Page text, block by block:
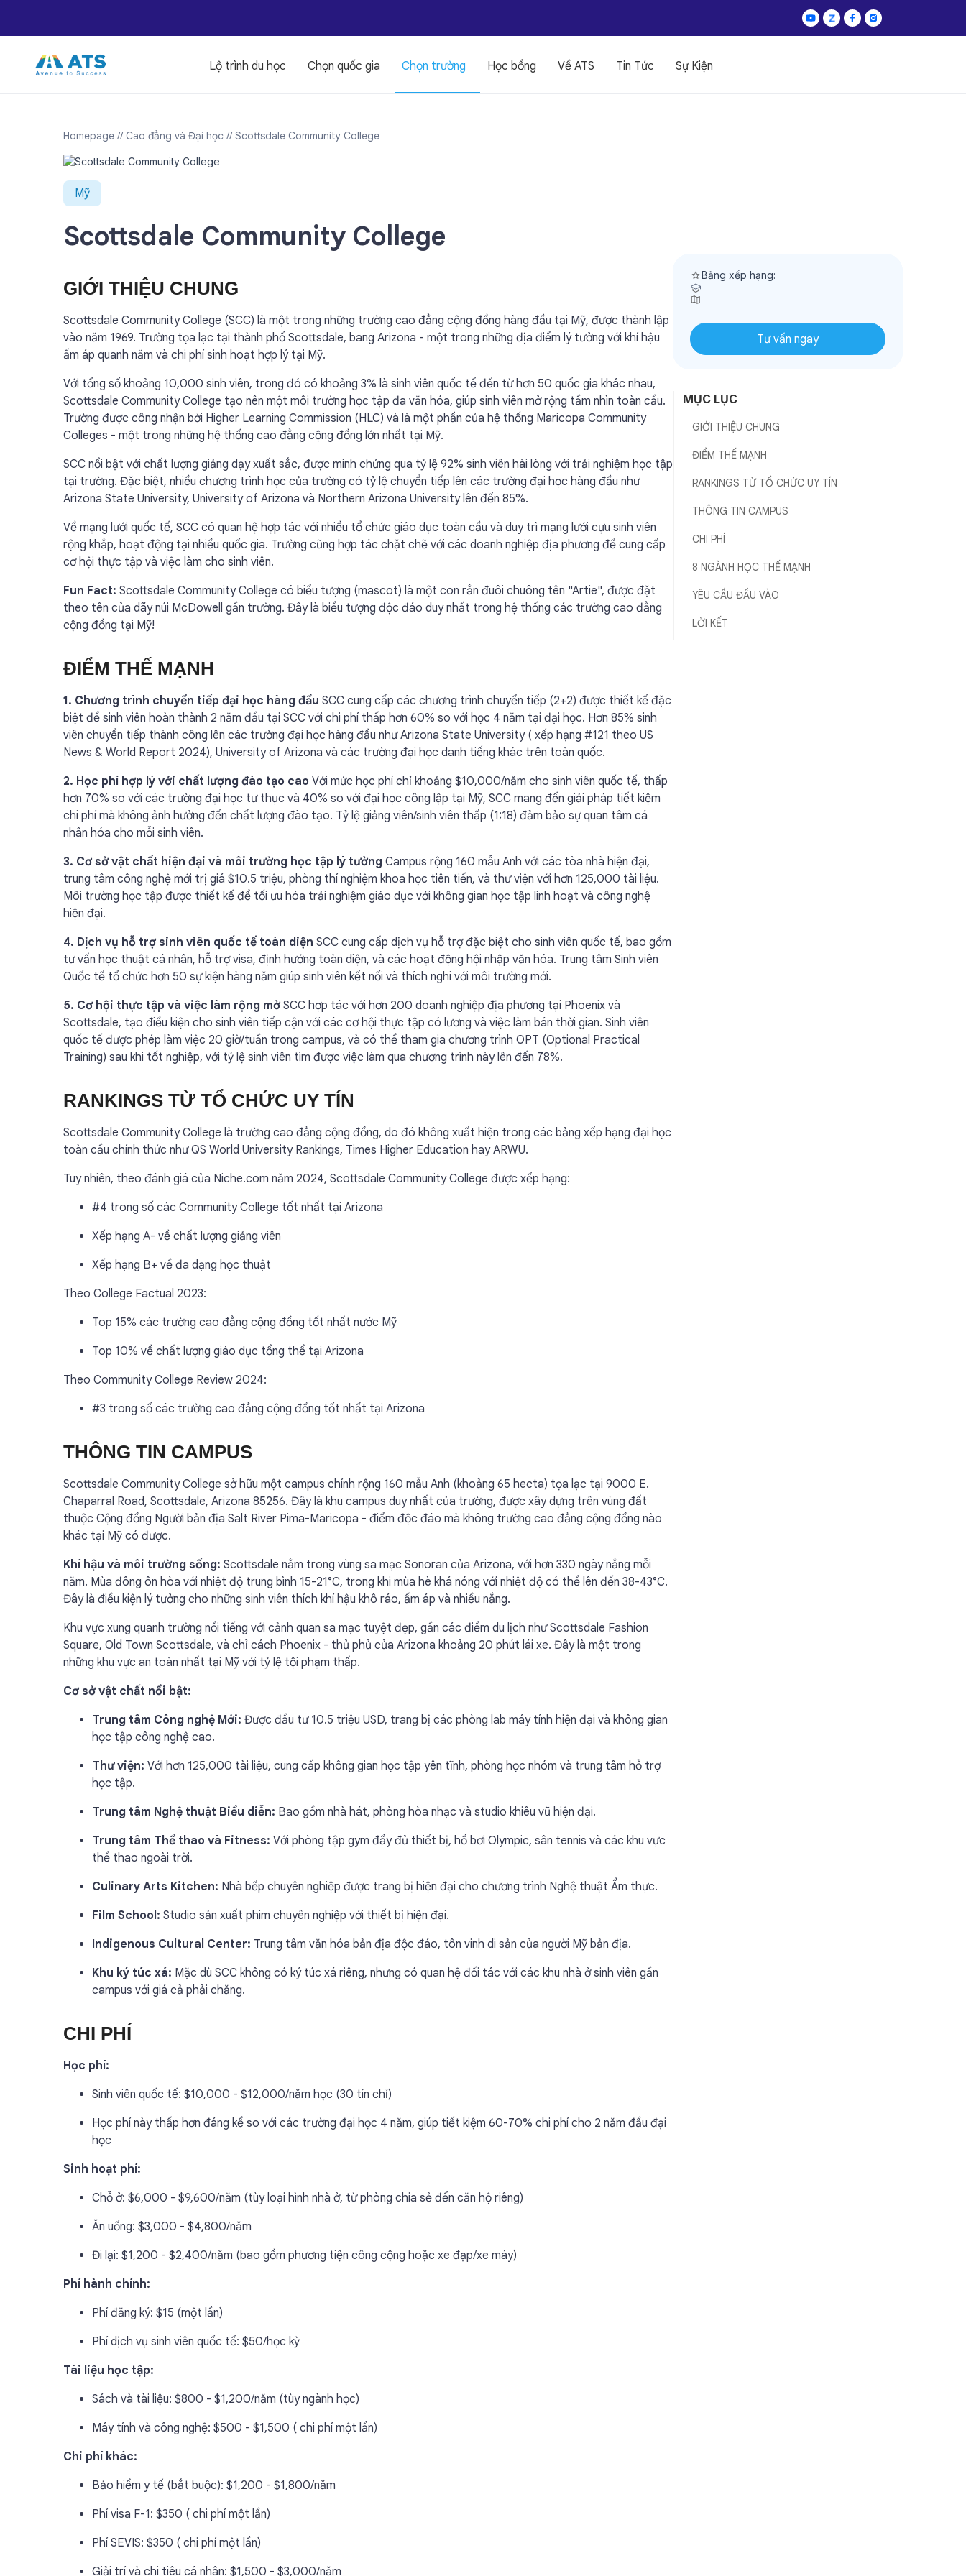
Lộ trình du học Chọn quốc gia Chọn trường Học bổng Về ATS Tin Tức Sự Kiện
Homepage // Cao đẳng và Đại học // Scottsdale Community College
Mỹ
Scottsdale Community College
GIỚI THIỆU CHUNG
Scottsdale Community College (SCC) là một trong những trường cao đẳng cộng đồng hàng đầu tại Mỹ, được thành lập
vào năm 1969. Trường tọa lạc tại thành phố Scottsdale, bang Arizona - một trong những địa điểm lý tưởng với khí hậu
ấm áp quanh năm và chi phí sinh hoạt hợp lý tại Mỹ.
Với tổng số khoảng 10,000 sinh viên, trong đó có khoảng 3% là sinh viên quốc tế đến từ hơn 50 quốc gia khác nhau,
Scottsdale Community College tạo nên một môi trường học tập đa văn hóa, giúp sinh viên mở rộng tầm nhìn toàn cầu.
Trường được công nhận bởi Higher Learning Commission (HLC) và là một phần của hệ thống Maricopa Community
Colleges - một trong những hệ thống cao đẳng cộng đồng lớn nhất tại Mỹ.
SCC nổi bật với chất lượng giảng dạy xuất sắc, được minh chứng qua tỷ lệ 92% sinh viên hài lòng với trải nghiệm học tập
tại trường. Đặc biệt, nhiều chương trình học của trường có tỷ lệ chuyển tiếp lên các trường đại học hàng đầu như
Arizona State University, University of Arizona và Northern Arizona University lên đến 85%.
Về mạng lưới quốc tế, SCC có quan hệ hợp tác với nhiều tổ chức giáo dục toàn cầu và duy trì mạng lưới cựu sinh viên
rộng khắp, hoạt động tại nhiều quốc gia. Trường cũng hợp tác chặt chẽ với các doanh nghiệp địa phương để cung cấp
cơ hội thực tập và việc làm cho sinh viên.
Fun Fact: Scottsdale Community College có biểu tượng (mascot) là một con rắn đuôi chuông tên "Artie", được đặt
theo tên của dãy núi McDowell gần trường. Đây là biểu tượng độc đáo duy nhất trong hệ thống các trường cao đẳng
cộng đồng tại Mỹ!
ĐIỂM THẾ MẠNH
1. Chương trình chuyển tiếp đại học hàng đầu SCC cung cấp các chương trình chuyển tiếp (2+2) được thiết kế đặc
biệt để sinh viên hoàn thành 2 năm đầu tại SCC với chi phí thấp hơn 60% so với học 4 năm tại đại học. Hơn 85% sinh
viên chuyển tiếp thành công lên các trường đại học hàng đầu như Arizona State University ( xếp hạng #121 theo US
News & World Report 2024), University of Arizona và các trường đại học danh tiếng khác trên toàn quốc.
2. Học phí hợp lý với chất lượng đào tạo cao Với mức học phí chỉ khoảng $10,000/năm cho sinh viên quốc tế, thấp
hơn 70% so với các trường đại học tư thục và 40% so với đại học công lập tại Mỹ, SCC mang đến giải pháp tiết kiệm
chi phí mà không ảnh hưởng đến chất lượng đào tạo. Tỷ lệ giảng viên/sinh viên thấp (1:18) đảm bảo sự quan tâm cá
nhân hóa cho mỗi sinh viên.
3. Cơ sở vật chất hiện đại và môi trường học tập lý tưởng Campus rộng 160 mẫu Anh với các tòa nhà hiện đại,
trung tâm công nghệ mới trị giá $10.5 triệu, phòng thí nghiệm khoa học tiên tiến, và thư viện với hơn 125,000 tài liệu.
Môi trường học tập được thiết kế để tối ưu hóa trải nghiệm giáo dục với không gian học tập linh hoạt và công nghệ
hiện đại.
4. Dịch vụ hỗ trợ sinh viên quốc tế toàn diện SCC cung cấp dịch vụ hỗ trợ đặc biệt cho sinh viên quốc tế, bao gồm
tư vấn học thuật cá nhân, hỗ trợ visa, định hướng toàn diện, và các hoạt động hội nhập văn hóa. Trung tâm Sinh viên
Quốc tế tổ chức hơn 50 sự kiện hàng năm giúp sinh viên kết nối và thích nghi với môi trường mới.
5. Cơ hội thực tập và việc làm rộng mở SCC hợp tác với hơn 200 doanh nghiệp địa phương tại Phoenix và
Scottsdale, tạo điều kiện cho sinh viên tiếp cận với các cơ hội thực tập có lương và việc làm bán thời gian. Sinh viên
quốc tế được phép làm việc 20 giờ/tuần trong campus, và có thể tham gia chương trình OPT (Optional Practical
Training) sau khi tốt nghiệp, với tỷ lệ sinh viên tìm được việc làm qua chương trình này lên đến 78%.
RANKINGS TỪ TỔ CHỨC UY TÍN
Scottsdale Community College là trường cao đẳng cộng đồng, do đó không xuất hiện trong các bảng xếp hạng đại học
toàn cầu chính thức như QS World University Rankings, Times Higher Education hay ARWU.
Tuy nhiên, theo đánh giá của Niche.com năm 2024, Scottsdale Community College được xếp hạng:
#4 trong số các Community College tốt nhất tại Arizona
Xếp hạng A- về chất lượng giảng viên
Xếp hạng B+ về đa dạng học thuật
Theo College Factual 2023:
Top 15% các trường cao đẳng cộng đồng tốt nhất nước Mỹ
Top 10% về chất lượng giáo dục tổng thể tại Arizona
Theo Community College Review 2024:
#3 trong số các trường cao đẳng cộng đồng tốt nhất tại Arizona
THÔNG TIN CAMPUS
Scottsdale Community College sở hữu một campus chính rộng 160 mẫu Anh (khoảng 65 hecta) tọa lạc tại 9000 E.
Chaparral Road, Scottsdale, Arizona 85256. Đây là khu campus duy nhất của trường, được xây dựng trên vùng đất
thuộc Cộng đồng Người bản địa Salt River Pima-Maricopa - điểm độc đáo mà không trường cao đẳng cộng đồng nào
khác tại Mỹ có được.
Khí hậu và môi trường sống: Scottsdale nằm trong vùng sa mạc Sonoran của Arizona, với hơn 330 ngày nắng mỗi
năm. Mùa đông ôn hòa với nhiệt độ trung bình 15-21°C, trong khi mùa hè khá nóng với nhiệt độ có thể lên đến 38-43°C.
Đây là điều kiện lý tưởng cho những sinh viên thích khí hậu khô ráo, ấm áp và nhiều nắng.
Khu vực xung quanh trường nổi tiếng với cảnh quan sa mạc tuyệt đẹp, gần các điểm du lịch như Scottsdale Fashion
Square, Old Town Scottsdale, và chỉ cách Phoenix - thủ phủ của Arizona khoảng 20 phút lái xe. Đây là một trong
những khu vực an toàn nhất tại Mỹ với tỷ lệ tội phạm thấp.
Cơ sở vật chất nổi bật:
Trung tâm Công nghệ Mới: Được đầu tư 10.5 triệu USD, trang bị các phòng lab máy tính hiện đại và không gian
học tập công nghệ cao.
Thư viện: Với hơn 125,000 tài liệu, cung cấp không gian học tập yên tĩnh, phòng học nhóm và trung tâm hỗ trợ
học tập.
Trung tâm Nghệ thuật Biểu diễn: Bao gồm nhà hát, phòng hòa nhạc và studio khiêu vũ hiện đại.
Trung tâm Thể thao và Fitness: Với phòng tập gym đầy đủ thiết bị, hồ bơi Olympic, sân tennis và các khu vực
thể thao ngoài trời.
Culinary Arts Kitchen: Nhà bếp chuyên nghiệp được trang bị hiện đại cho chương trình Nghệ thuật Ẩm thực.
Film School: Studio sản xuất phim chuyên nghiệp với thiết bị hiện đại.
Indigenous Cultural Center: Trung tâm văn hóa bản địa độc đáo, tôn vinh di sản của người Mỹ bản địa.
Khu ký túc xá: Mặc dù SCC không có ký túc xá riêng, nhưng có quan hệ đối tác với các khu nhà ở sinh viên gần
campus với giá cả phải chăng.
CHI PHÍ
Học phí:
Sinh viên quốc tế: $10,000 - $12,000/năm học (30 tín chỉ)
Học phí này thấp hơn đáng kể so với các trường đại học 4 năm, giúp tiết kiệm 60-70% chi phí cho 2 năm đầu đại
học
Sinh hoạt phí:
Chỗ ở: $6,000 - $9,600/năm (tùy loại hình nhà ở, từ phòng chia sẻ đến căn hộ riêng)
Ăn uống: $3,000 - $4,800/năm
Đi lại: $1,200 - $2,400/năm (bao gồm phương tiện công cộng hoặc xe đạp/xe máy)
Phí hành chính:
Phí đăng ký: $15 (một lần)
Phí dịch vụ sinh viên quốc tế: $50/học kỳ
Tài liệu học tập:
Sách và tài liệu: $800 - $1,200/năm (tùy ngành học)
Máy tính và công nghệ: $500 - $1,500 ( chi phí một lần)
Chi phí khác:
Bảo hiểm y tế (bắt buộc): $1,200 - $1,800/năm
Phí visa F-1: $350 ( chi phí một lần)
Phí SEVIS: $350 ( chi phí một lần)
Giải trí và chi tiêu cá nhân: $1,500 - $3,000/năm
Bảng xếp hạng:
Tư vấn ngay
MỤC LỤC
GIỚI THIỆU CHUNG
ĐIỂM THẾ MẠNH
RANKINGS TỪ TỔ CHỨC UY TÍN
THÔNG TIN CAMPUS
CHI PHÍ
8 NGÀNH HỌC THẾ MẠNH
YÊU CẦU ĐẦU VÀO
LỜI KẾT